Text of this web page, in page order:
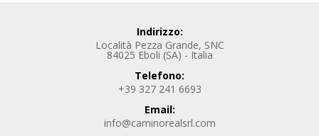
Indirizzo:
Località Pezza Grande, SNC
84025 Eboli (SA) - Italia
Telefono:
+39 327 241 6693
Email:
info@caminorealsrl.com